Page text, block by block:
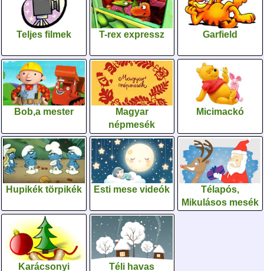
Teljes filmek T-rex expressz Garfield
Bob,a mester
Magyar
népmesék
Micimackó
Hupikék törpikék Esti mese videók
Télapós,
Mikulásos mesék
Karácsonyi Téli havas